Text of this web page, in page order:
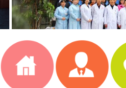
特色养老
环境设施